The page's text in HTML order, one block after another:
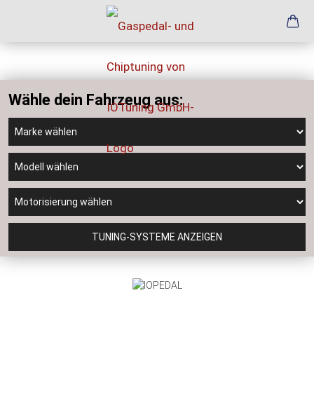
Wähle dein Fahrzeug aus:
TUNING-SYSTEME ANZEIGEN